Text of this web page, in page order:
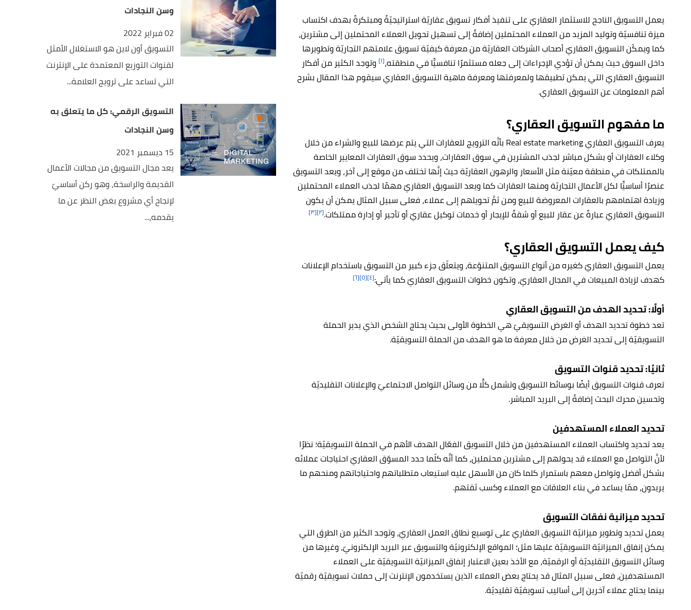
يعمل التسويق الناجح للاستثمار العقاريّ على تنفيذ أفكار تسويق عقاريّة استراتيجيّةً ومبتكرةً بهدف اكتساب
ميزة تنافسيّة وتوليد المزيد من العملاء المحتملين إضافةً إلى تسهيل تحويل العملاء المحتملين إلى مشترين،
كما ويمكّن التسويق العقاريّ أصحاب الشركات العقاريّة من معرفة كيفيّة تسويق علامتهم التجاريّة وتطويرها
داخل السوق حيث يمكن أن تؤدي الإجراءات إلى جعله مستثمرًا تنافسيًّا في منطقته،[١] وتوجد الكثير من أفكار
التسويق العقاريّ التي يمكن تطبيقها ولمعرفتها ومعرفة ماهية التسويق العقاري سيقوم هذا المقال بشرح
أهم المعلومات عن التسويق العقاري.
ما مفهوم التسويق العقاري؟
يعرف التسويق العقاري Real estate marketing بأنَّه الترويج للعقارات التي يتم عرضها للبيع والشراء من خلال
وكلاء العقارات أو بشكل مباشر لجذب المشترين في سوق العقارات، ويحدد سوق العقارات المعايير الخاصة
بالممتلكات في منطقة معيّنة مثل الأسعار والرهون العقاريّة حيث إنَّها تختلف من موقع إلى آخر، ويعد التسويق
عنصرًا أساسيًّا لكل الأعمال التجاريّة ومنها العقارات كما ويعد التسويق العقاريّ مهمًا لجذب العملاء المحتملين
وزيادة اهتمامهم بالعقارات المعروضة للبيع ومن ثمَّ تحويلهم إلى عملاء، فعلى سبيل المثال يمكن أن يكون
التسويق العقاريّ عبارةً عن عقار للبيع أو شقةً للإيجار أو خدمات توكيل عقاريّ أو تأجير أو إدارة ممتلكات.[٢] [٣]
كيف يعمل التسويق العقاري؟
يعمل التسويق العقاريّ كغيره من أنواع التسويق المتنوّعة، ويتعلّق جزء كبير من التسويق باستخدام الإعلانات
كهدف لزيادة المبيعات في المجال العقاريّ، وتكون خطوات التسويق العقاريّ كما يأتي:[٤] [٥] [٦]
أولًا: تحديد الهدف من التسويق العقاري
تعد خطوة تحديد الهدف أو الغرض التسويقيّ هي الخطوة الأولى بحيث يحتاج الشخص الذي يدير الحملة
التسويقيّة إلى تحديد الغرض من خلال معرفة ما هو الهدف من الحملة التسويقيّة.
ثانيًا: تحديد قنوات التسويق
تعرف قنوات التسويق أيضًا بوسائط التسويق وتشمل كلًّا من وسائل التواصل الاجتماعيّ والإعلانات التقليديّة
وتحسين محرك البحث إضافةً إلى البريد المباشر.
تحديد العملاء المستهدفين
يعد تحديد واكتساب العملاء المستهدفين من خلال التسويق الفعّال الهدف الأهم في الحملة التسويقيّة؛ نظرًا
لأنَّ التواصل مع العملاء قد يحولهم إلى مشترين محتملين، كما أنَّه كلّما حدد المسوّق العقاريّ احتياجات عملائه
بشكل أفضل وتواصل معهم باستمرار كلما كان من الأسهل عليه استيعاب متطلباتهم واحتياجاتهم ومنحهم ما
يريدون، ممّا يساعد في بناء العلاقات مع العملاء وكسب ثقتهم.
تحديد ميزانية نفقات التسويق
يعمل تحديد وتطوير ميزانيّة التسويق العقاريّ على توسيع نطاق العمل العقاريّ، وتوجد الكثير من الطرق التي
يمكن إنفاق الميزانيّة التسويقيّة عليها مثل؛ المواقع الإلكترونيّة والتسويق عبر البريد الإلكترونيّ، وغيرها من
وسائل التسويق التقليديّة أو الرقميّة، مع الأخذ بعين الاعتبار إنفاق الميزانيّة التسويقيّة على العملاء
المستهدفين، فعلى سبيل المثال قد يحتاج بعض العملاء الذين يستخدمون الإنترنت إلى حملات تسويقيّة رقميّة
بينما يحتاج عملاء آخرين إلى أساليب تسويقيّة تقليديّة.
وسن النجادات
02 فبراير 2022
التسويق أون لاين هو الاستغلال الأمثل
لقنوات التوزيع المعتمدة على الإنترنت
التي تساعد على ترويج العلامة...
التسويق الرقمي: كل ما يتعلق به
وسن النجادات
15 ديسمبر 2021
يعد مجال التسويق من مجالات الأعمال
القديمة والراسخة، وهو ركن أساسيّ
لإنجاح أي مشروع بغض النظر عن ما
يقدمه،...